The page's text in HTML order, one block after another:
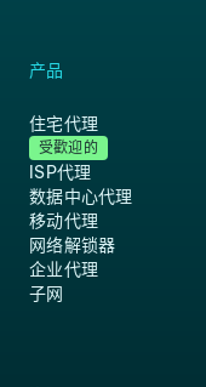
产品
住宅代理
受歡迎的
ISP代理
数据中心代理
移动代理
网络解锁器
企业代理
子网